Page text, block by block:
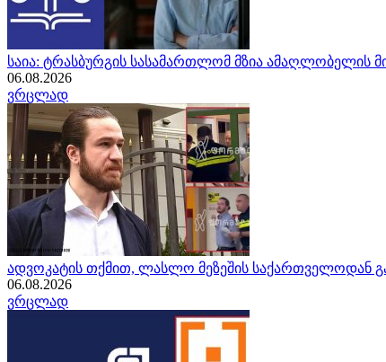
საია: ტრასბურგის სასამართლომ მზია ამაღლობელის
06.08.2026
ვრცლად
ადვოკატის თქმით, ლასლო მეზეშის საქართველოდან
06.08.2026
ვრცლად